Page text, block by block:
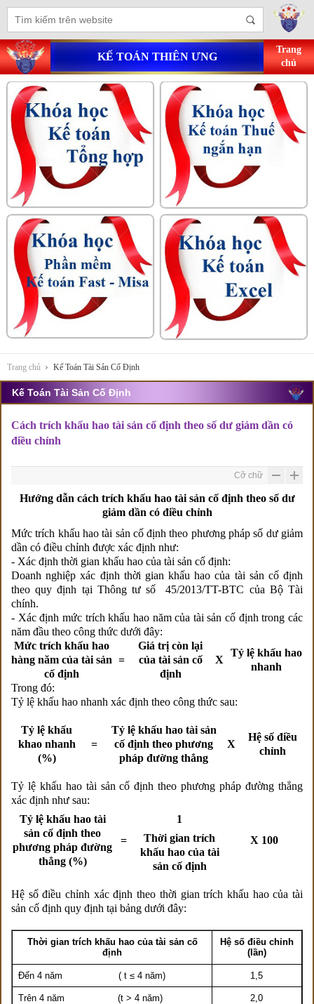
KẾ TOÁN THIÊN ƯNG
Trang
chủ
Trang chủ Kế Toán Tài Sản Cố Định
Kế Toán Tài Sản Cố Định
Cách trích khấu hao tài sản cố định theo số dư giảm dần có
điều chỉnh
Cỡ chữ
Hướng dẫn cách trích khấu hao tài sản cố định theo số dư
giảm dần có điều chỉnh
Mức trích khấu hao tài sản cố định theo phương pháp số dư giảm
dần có điều chỉnh được xác định như:
- Xác định thời gian khấu hao của tài sản cố định:
Doanh nghiệp xác định thời gian khấu hao của tài sản cố định
theo quy định tại Thông tư số 45/2013/TT-BTC của Bộ Tài
chính.
- Xác định mức trích khấu hao năm của tài sản cố định trong các
năm đầu theo công thức dưới đây:
Mức trích khấu hao
hàng năm của tài sản
cố định
=
Giá trị còn lại
của tài sản cố
định
X
Tỷ lệ khấu hao
nhanh
Trong đó:
Tỷ lệ khấu hao nhanh xác định theo công thức sau:
Tỷ lệ khấu
khao nhanh
(%)
=
Tỷ lệ khấu hao tài sản
cố định theo phương
pháp đường thẳng
X
Hệ số điều
chỉnh
Tỷ lệ khấu hao tài sản cố định theo phương pháp đường thẳng
xác định như sau:
Tỷ lệ khấu hao tài
sản cố định theo
phương pháp đường
thẳng (%)
=
1
X 100
Thời gian trích
khấu hao của tài
sản cố định
Hệ số điều chỉnh xác định theo thời gian trích khấu hao của tài
sản cố định quy định tại bảng dưới đây:
Thời gian trích khấu hao của tài sản cố
định
Hệ số điều chỉnh
(lần)
Đến 4 năm ( t ≤ 4 năm) 1,5
Trên 4 năm (t > 4 năm) 2,0